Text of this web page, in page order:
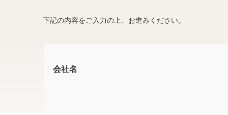
下記の内容をご入力の上、お進みください。
会社名